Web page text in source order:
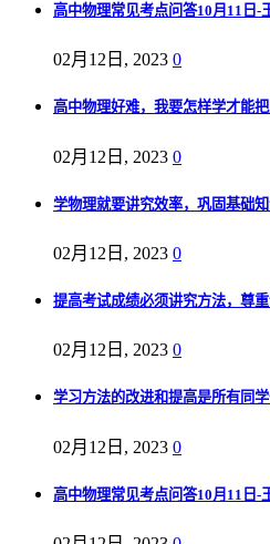
高中物理常见考点问答10月11日-
02月12日, 2023 0
高中物理好难，我要怎样学才能把
02月12日, 2023 0
学物理就要讲究效率，巩固基础
02月12日, 2023 0
提高考试成绩必须讲究方法，尊
02月12日, 2023 0
学习方法的改进和提高是所有同
02月12日, 2023 0
高中物理常见考点问答10月11日-